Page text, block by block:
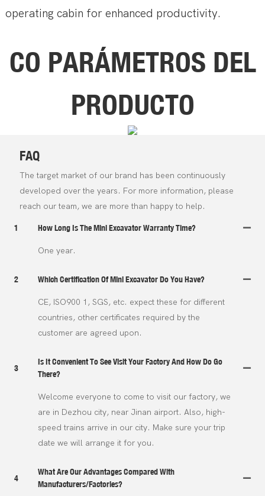
operating cabin for enhanced productivity.
CO PARÁMETROS DEL
PRODUCTO
FAQ
The target market of our brand has been continuously
developed over the years. For more information, please
reach our team, we are more than happy to help.
1 How Long Is The Mini Excavator Warranty Time?
One year.
2 Which Certification Of Mini Excavator Do You Have?
CE, ISO900 1, SGS, etc. expect these for different
countries, other certificates required by the
customer are agreed upon.
3
Is It Convenient To See Visit Your Factory And How Do Go
There?
Welcome everyone to come to visit our factory, we
are in Dezhou city, near Jinan airport. Also, high-
speed trains arrive in our city. Make sure your trip
date we will arrange it for you.
4
What Are Our Advantages Compared With
Manufacturers/Factories?